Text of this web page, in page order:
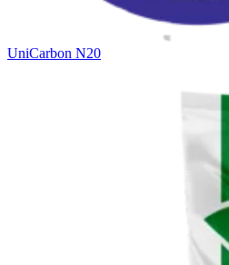
UniCarbon N20